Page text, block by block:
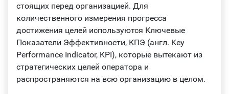
стоящих перед организацией. Для
количественного измерения прогресса
достижения целей используются Ключевые
Показатели Эффективности, КПЭ (англ. Key
Performance Indicator, KPI), которые вытекают из
стратегических целей оператора и
распространяются на всю организацию в целом.